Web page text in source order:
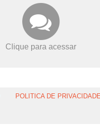
Clique para acessar
POLITICA DE PRIVACIDADE